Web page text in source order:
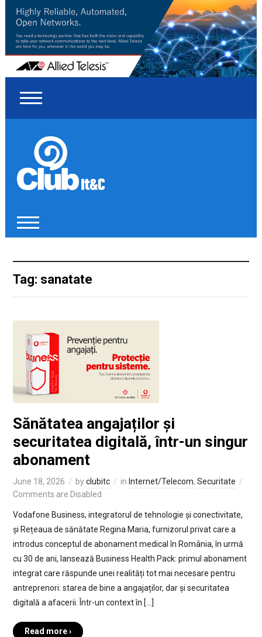
Tag: sanatate
Sănătatea angajaților și
securitatea digitală, într-un singur
abonament
June 18, 2026 byclubitc in Internet/Telecom, Securitate
Comments are Disabled
Vodafone Business, integratorul de tehnologie și conectivitate,
și Rețeaua de sănătate Regina Maria, furnizorul privat care a
introdus conceptul de abonament medical în România, în urmă
cu 30 de ani, lansează Business Health Pack: primul abonament
integrat care răspunde unei realități tot mai necesare pentru
antreprenori: starea de bine a angajaților, dar și securitatea
digitală a afacerii. Într-un context în […]
Read more ›